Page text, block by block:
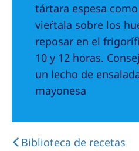
tártara espesa
vieŕtala sobre los
reposar en el
10 y 12 horas.
un lecho de
mayonesa
Biblioteca de recetas